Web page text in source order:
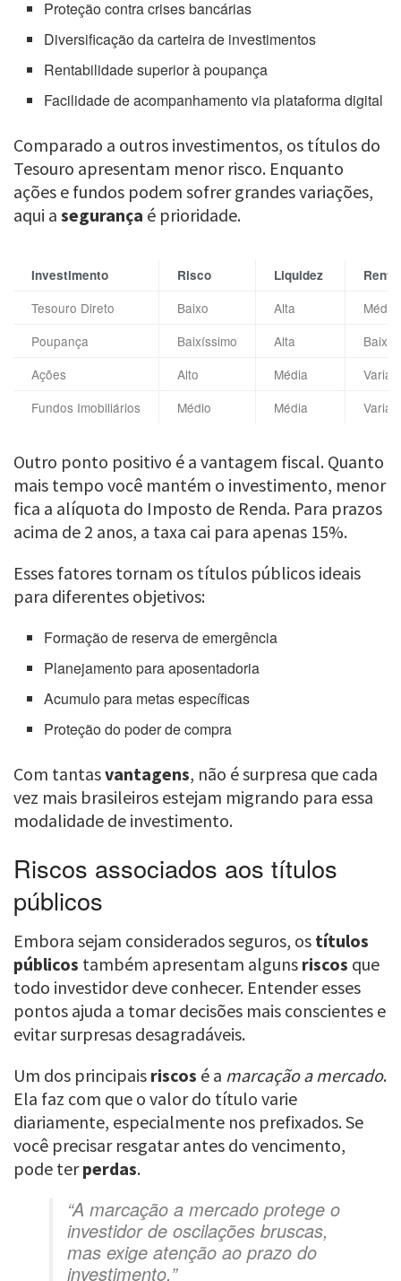
Proteção contra crises bancárias
Diversificação da carteira de investimentos
Rentabilidade superior à poupança
Facilidade de acompanhamento via plataforma digital
Comparado a outros investimentos, os títulos do
Tesouro apresentam menor risco. Enquanto
ações e fundos podem sofrer grandes variações,
aqui a segurança é prioridade.
Investimento Risco Liquidez
Tesouro Direto Baixo Alta
Poupança
Baixíssimo Alta
Baixa
Ações
Alto Média
Fundos Imobiliários
Médio Média
Outro ponto positivo é a vantagem fiscal. Quanto
mais tempo você mantém o investimento, menor
fica a alíquota do Imposto de Renda. Para prazos
acima de 2 anos, a taxa cai para apenas 15%.
Esses fatores tornam os títulos públicos ideais
para diferentes objetivos:
Formação de reserva de emergência
Planejamento para aposentadoria
Acumulo para metas específicas
Proteção do poder de compra
Com tantasvantagens, não é surpresa que cada
vez mais brasileiros estejam migrando para essa
modalidade de investimento.
Riscos associados aos títulos
públicos
Embora sejam considerados seguros, os títulos
públicos também apresentam alguns riscos que
todo investidor deve conhecer. Entender esses
pontos ajuda a tomar decisões mais conscientes e
evitar surpresas desagradáveis.
Um dos principais riscos é a marcação a mercado.
Ela faz com que o valor do título varie
diariamente, especialmente nos prefixados. Se
você precisar resgatar antes do vencimento,
pode terperdas.
“A marcação a mercado protege o
investidor de oscilações bruscas,
mas exige atenção ao prazo do
investimento.”